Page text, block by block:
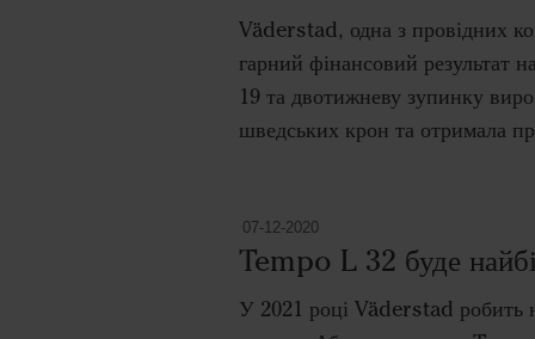
Väderstad, одна з провідних
гарний фінансовий результат
19 та двотижневу зупинку
шведських крон та отримала
07-12-2020
Tempo L 32 буде
У 2021 році Väderstad робить